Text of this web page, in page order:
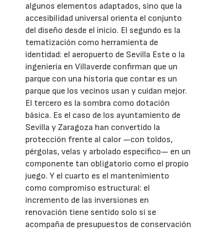
algunos elementos adaptados, sino que la
accesibilidad universal orienta el conjunto
del diseño desde el inicio. El segundo es la
tematización como herramienta de
identidad: el aeropuerto de Sevilla Este o la
ingeniería en Villaverde confirman que un
parque con una historia que contar es un
parque que los vecinos usan y cuidan mejor.
El tercero es la sombra como dotación
básica. Es el caso de los ayuntamiento de
Sevilla y Zaragoza han convertido la
protección frente al calor —con toldos,
pérgolas, velas y arbolado específico— en un
componente tan obligatorio como el propio
juego. Y el cuarto es el mantenimiento
como compromiso estructural: el
incremento de las inversiones en
renovación tiene sentido solo si se
acompaña de presupuestos de conservación